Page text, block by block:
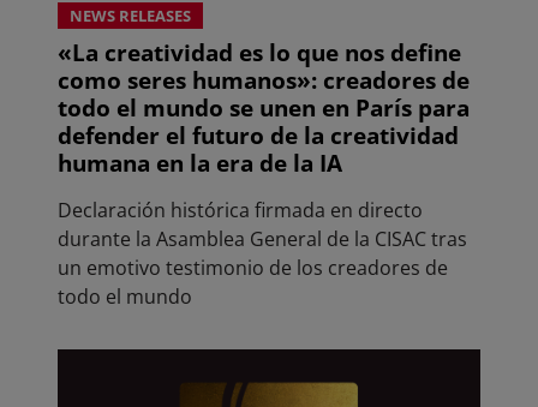
NEWS RELEASES
«La creatividad es lo que nos define
como seres humanos»: creadores de
todo el mundo se unen en París para
defender el futuro de la creatividad
humana en la era de la IA
Declaración histórica firmada en directo
durante la Asamblea General de la CISAC tras
un emotivo testimonio de los creadores de
todo el mundo